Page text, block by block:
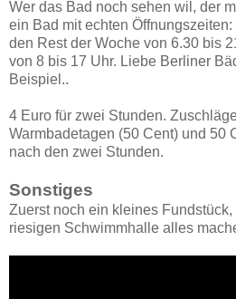
Wer das Bad noch sehen wil, der
ein Bad mit echten
den Rest der Woche von 6.30 bis
von 8 bis 17 Uhr. Liebe Berliner
Beispiel..
4 Euro für zwei Stunden.
Warmbadetagen (50 Cent) und 50
nach den zwei Stunden.
Sonstiges
Zuerst noch ein kleines
riesigen Schwimmhalle alles